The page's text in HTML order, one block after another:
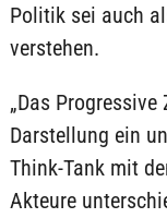
Politik sei auch
verstehen.
„Das
Darstellung ein
Think-Tank mit
Akteure